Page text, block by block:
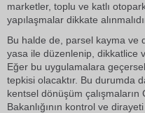
marketler, toplu ve katlı
yapılaşmalar dikkate
Bu halde de, parsel kayma ve
yasa ile düzenlenip, dikkatlice
Eğer bu uygulamalara
tepkisi olacaktır. Bu durumda
kentsel dönüşüm
Bakanlığının kontrol ve